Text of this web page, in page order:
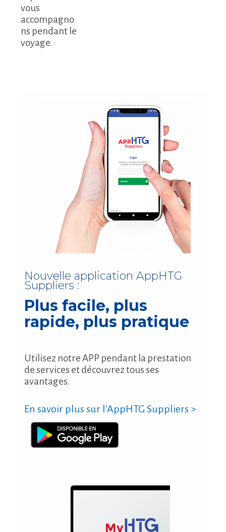
vous
accompagno
ns pendant le
voyage.
Nouvelle application AppHTG
Suppliers :
Plus facile, plus
rapide, plus pratique
Utilisez notre APP pendant la prestation
de services et découvrez tous ses
avantages.
En savoir plus sur l'AppHTG Suppliers >